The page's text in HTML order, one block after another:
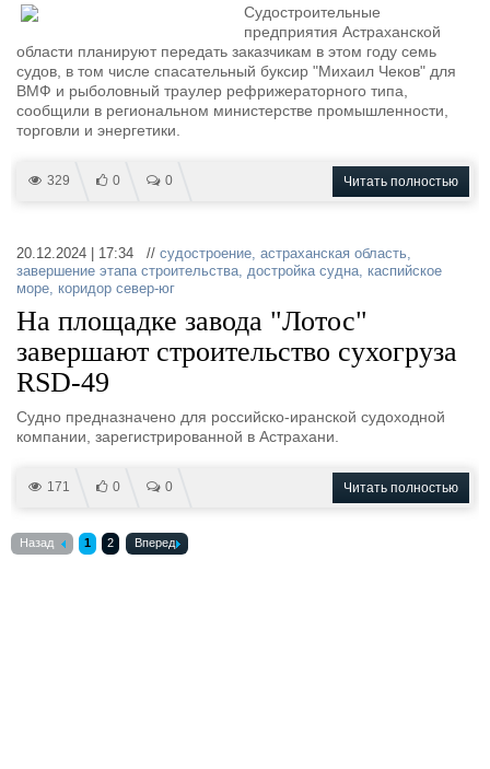
Судостроительные
предприятия Астраханской
области планируют передать заказчикам в этом году семь
судов, в том числе спасательный буксир "Михаил Чеков" для
ВМФ и рыболовный траулер рефрижераторного типа,
сообщили в региональном министерстве промышленности,
торговли и энергетики.
329 0 0 Читать полностью
20.12.2024 | 17:34 // судостроение, астраханская область,
завершение этапа строительства, достройка судна, каспийское
море, коридор север-юг
На площадке завода "Лотос"
завершают строительство сухогруза
RSD-49
Судно предназначено для российско-иранской судоходной
компании, зарегистрированной в Астрахани.
171 0 0 Читать полностью
Назад 1 2 Вперед